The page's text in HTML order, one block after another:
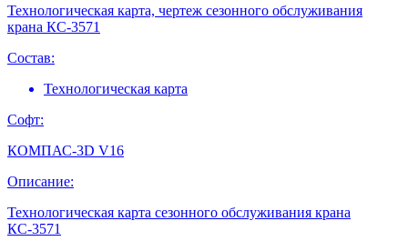
Технологическая карта, чертеж сезонного обслуживания
крана КС-3571
Состав:
Технологическая карта
Софт:
КОМПАС-3D V16
Описание:
Технологическая карта сезонного обслуживания крана
КС-3571